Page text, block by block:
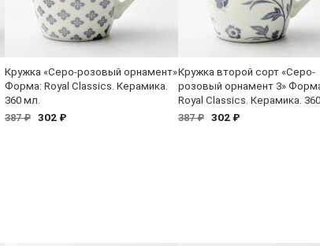
Кружка «Серо-розовый орнамент»
Форма: Royal Classics. Керамика.
360 мл.
387 ₽ 302 ₽
Кружка второй сорт «Серо-
розовый орнамент 3»
Royal Classics. Керамика.
387 ₽ 302 ₽